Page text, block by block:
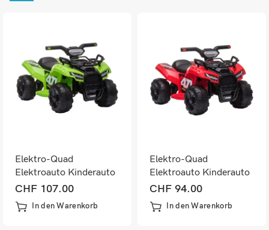
Elektro-Quad
Elektroauto Kinderauto
Grün
CHF 107.00
In den Warenkorb
Elektro-Quad
Elektroauto Kinderauto
Rot
CHF 94.00
In den Warenkorb